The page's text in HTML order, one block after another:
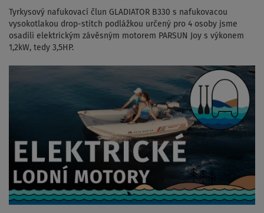
Tyrkysový nafukovací člun GLADIATOR B330 s nafukovacou
vysokotlakou drop-stitch podlážkou určený pro 4 osoby jsme
osadili elektrickým závěsným motorem PARSUN Joy s výkonem
1,2kW, tedy 3,5HP.